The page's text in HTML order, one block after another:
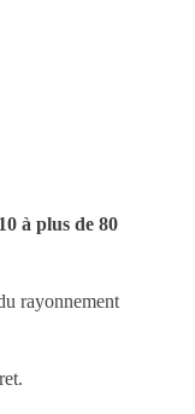
10 à plus de 80
rayonnement